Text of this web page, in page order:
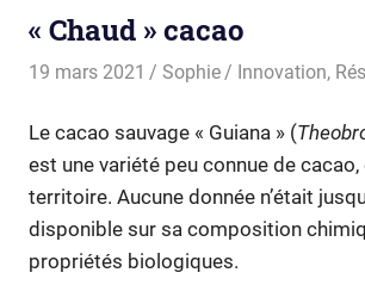
« Chaud » cacao
19 mars 2021 Sophie Innovation,
Le cacao sauvage « Guiana » (
est une variété peu connue de
territoire. Aucune donnée n’était
disponible sur sa composition
propriétés biologiques.